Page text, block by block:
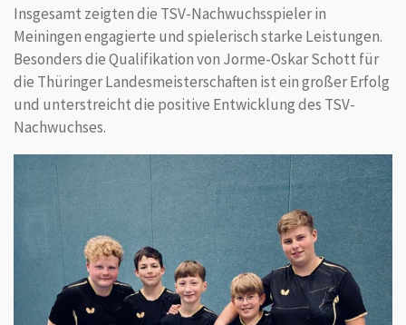
Insgesamt zeigten die TSV-Nachwuchsspieler in
Meiningen engagierte und spielerisch starke Leistungen.
Besonders die Qualifikation von Jorme-Oskar Schott für
die Thüringer Landesmeisterschaften ist ein großer Erfolg
und unterstreicht die positive Entwicklung des TSV-
Nachwuchses.